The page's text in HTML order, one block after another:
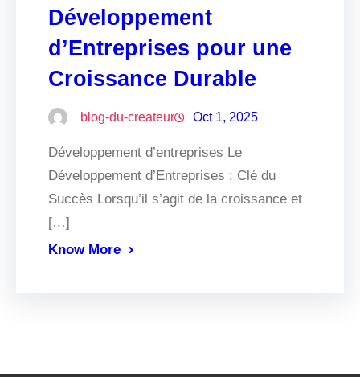
Développement
d’Entreprises pour une
Croissance Durable
blog-du-createur Oct 1, 2025
Développement d’entreprises Le
Développement d’Entreprises : Clé du
Succès Lorsqu’il s’agit de la croissance et
[…]
Know More